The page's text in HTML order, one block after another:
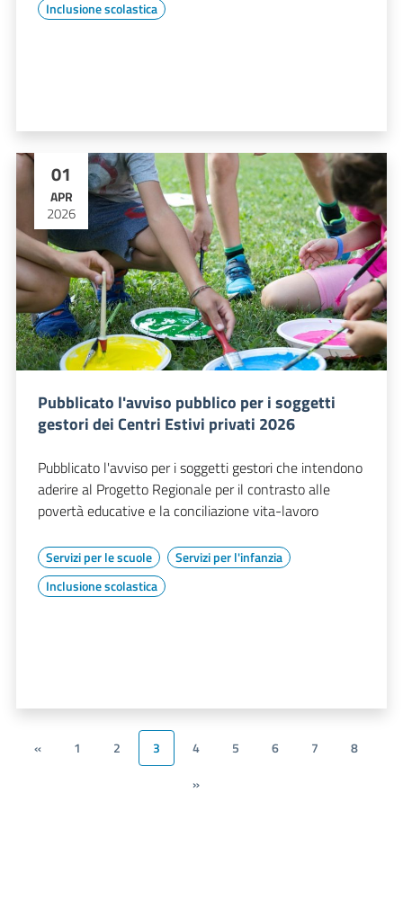
Inclusione scolastica
01
APR
2026
Pubblicato l'avviso pubblico per i soggetti
gestori dei Centri Estivi privati 2026
Pubblicato l'avviso per i soggetti gestori che intendono
aderire al Progetto Regionale per il contrasto alle
povertà educative e la conciliazione vita-lavoro
Servizi per le scuole
Servizi per l'infanzia
Inclusione scolastica
« 1 2 3 4 5 6 7
8
»